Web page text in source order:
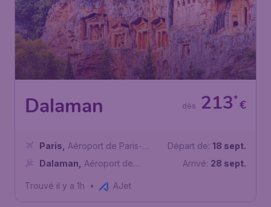
Dalaman €
213
Paris
Aéroport de Paris-
Charles de Gaulle
Dalaman
Aéroport de
Départ de: 18 sept.
Arrivé: 28 sept.
Trouvé il y a 1h • AJet